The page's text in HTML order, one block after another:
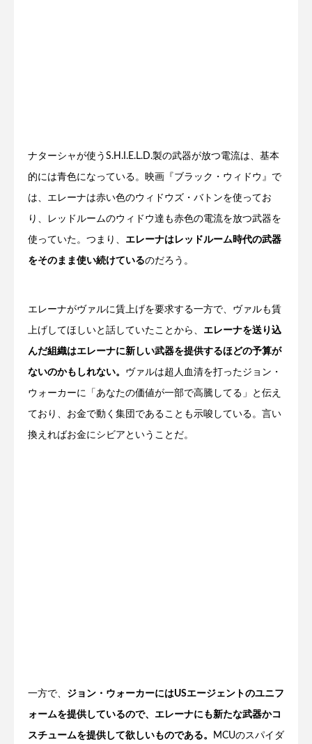
ナターシャが使うS.H.I.E.L.D.製の武器が放つ電流は、基本
的には青色になっている。映画『ブラック・ウィドウ』で
は、エレーナは赤い色のウィドウズ・バトンを使ってお
り、レッドルームのウィドウ達も赤色の電流を放つ武器を
使っていた。つまり、 エレーナはレッドルーム時代の武器
をそのまま使い続けているのだろう。
エレーナがヴァルに賃上げを要求する一方で、ヴァルも賃
上げしてほしいと話していたことから、 エレーナを送り込
んだ組織はエレーナに新しい武器を提供するほどの予算が
ないのかもしれない。 ヴァルは超人血清を打ったジョン・
ウォーカーに「あなたの価値が一部で高騰してる」と伝え
ており、お金で動く集団であることも示唆している。言い
換えればお金にシビアということだ。
一方で、 ジョン・ウォーカーにはUSエージェントのユニフ
ォームを提供しているので、エレーナにも新たな武器かコ
スチュームを提供して欲しいものである。 MCUのスパイダ